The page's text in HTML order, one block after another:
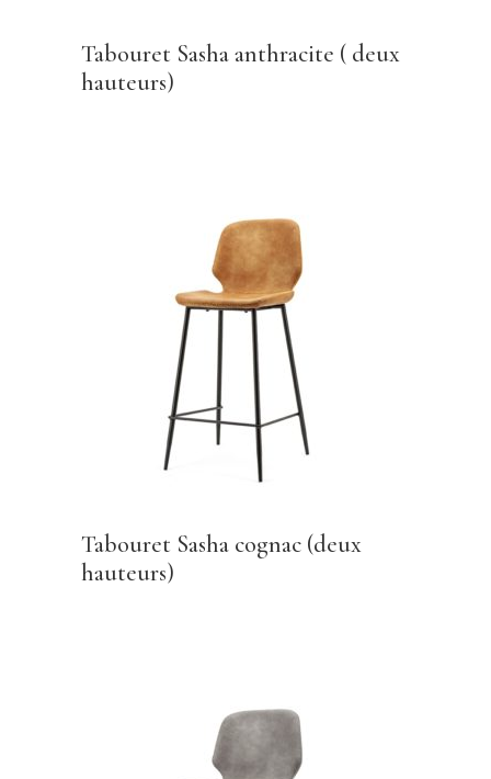
Tabouret Sasha anthracite ( deux
hauteurs)
Tabouret Sasha cognac (deux
hauteurs)